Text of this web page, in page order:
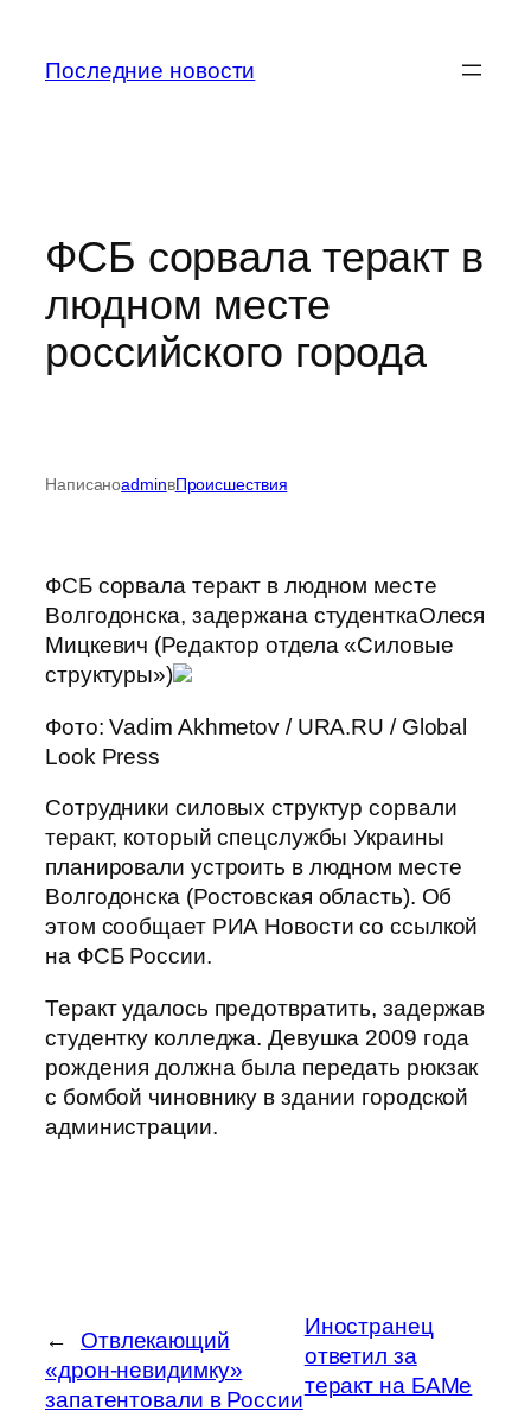
содержимому
Последние новости
ФСБ сорвала теракт в
людном месте
российского города
НаписаноadminвПроисшествия
ФСБ сорвала теракт в людном месте
Волгодонска, задержана студенткаОлеся
Мицкевич (Редактор отдела «Силовые
структуры»)
Фото: Vadim Akhmetov / URA.RU / Global
Look Press
Сотрудники силовых структур сорвали
теракт, который спецслужбы Украины
планировали устроить в людном месте
Волгодонска (Ростовская область). Об
этом сообщает РИА Новости со ссылкой
на ФСБ России.
Теракт удалось предотвратить, задержав
студентку колледжа. Девушка 2009 года
рождения должна была передать рюкзак
с бомбой чиновнику в здании городской
администрации.
←
Отвлекающий
«дрон-невидимку»
запатентовали в России
Иностранец
ответил за
теракт на БАМе